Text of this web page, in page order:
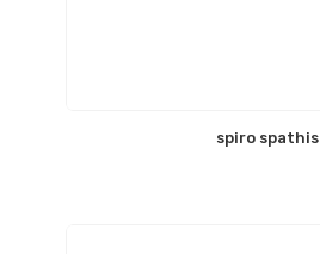
spiro spathis